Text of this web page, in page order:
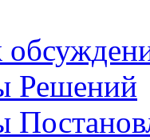
Решений